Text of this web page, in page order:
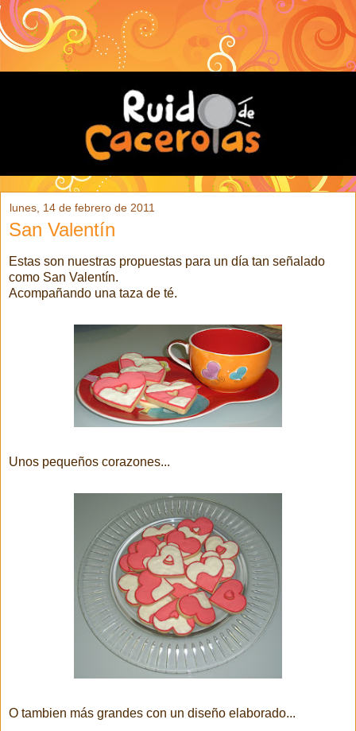
lunes, 14 de febrero de 2011
San Valentín
Estas son nuestras propuestas para un día tan señalado
como San Valentín.
Acompañando una taza de té.
Unos pequeños corazones...
O tambien más grandes con un diseño elaborado...